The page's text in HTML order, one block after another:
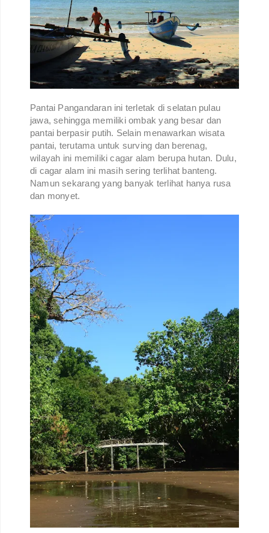
Pantai Pangandaran ini terletak di selatan pulau
jawa, sehingga memiliki ombak yang besar dan
pantai berpasir putih. Selain menawarkan wisata
pantai, terutama untuk surving dan berenag,
wilayah ini memiliki cagar alam berupa hutan. Dulu,
di cagar alam ini masih sering terlihat banteng.
Namun sekarang yang banyak terlihat hanya rusa
dan monyet.